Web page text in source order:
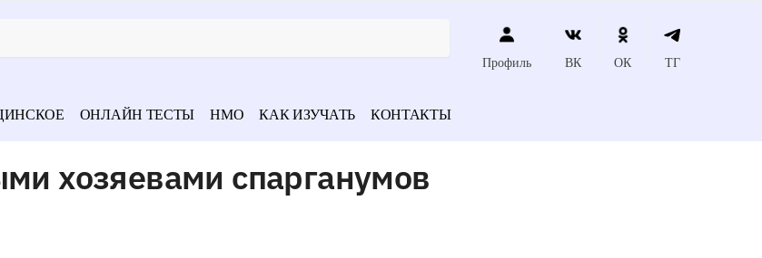
Профиль ВК ОК ТГ
ОНЛАЙН ТЕСТЫ НМО КАК ИЗУЧАТЬ КОНТАКТЫ
хозяевами спарганумов